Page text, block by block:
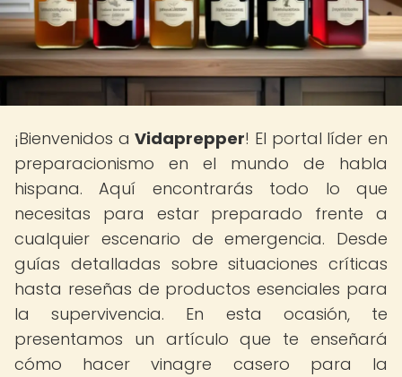
¡Bienvenidos aVidaprepper! El portal líder en
preparacionismo en el mundo de habla
hispana. Aquí encontrarás todo lo que
necesitas para estar preparado frente a
cualquier escenario de emergencia. Desde
guías detalladas sobre situaciones críticas
hasta reseñas de productos esenciales para
la supervivencia. En esta ocasión, te
presentamos un artículo que te enseñará
cómo hacer vinagre casero para la